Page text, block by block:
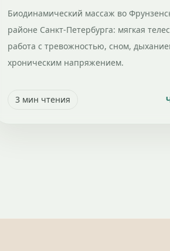
Биодинамический массаж во
районе Санкт-Петербурга: мягкая
работа с тревожностью, сном,
хроническим напряжением.
3мин чтения